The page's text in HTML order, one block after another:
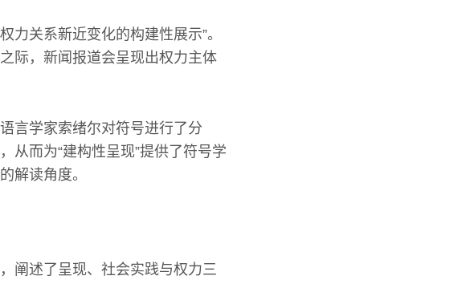
力关系新近变化的构建性展示”。
际，新闻报道会呈现出权力主体
言学家索绪尔对符号进行了分
从而为“建构性呈现”提供了符号学
解读角度。
阐述了呈现、社会实践与权力三